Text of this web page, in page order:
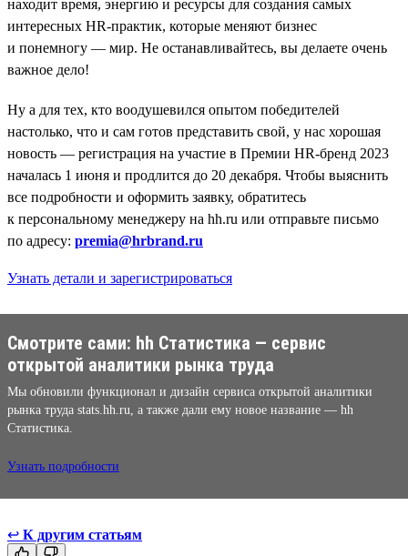
находит время, энергию и ресурсы для создания самых
интересных HR-практик, которые меняют бизнес
и понемногу — мир. Не останавливайтесь, вы делаете очень
важное дело!
Ну а для тех, кто воодушевился опытом победителей
настолько, что и сам готов представить свой, у нас хорошая
новость — регистрация на участие в Премии HR-бренд 2023
началась 1 июня и продлится до 20 декабря. Чтобы выяснить
все подробности и оформить заявку, обратитесь
к персональному менеджеру на hh.ru или отправьте письмо
по адресу: premia@hrbrand.ru
Узнать детали и зарегистрироваться
Смотрите сами: hh Cтатистика — сервис
открытой аналитики рынка труда
Мы обновили функционал и дизайн сервиса открытой аналитики
рынка труда stats.hh.ru, а также дали ему новое название — hh
Cтатистика.
Узнать подробности
↩ К другим статьям